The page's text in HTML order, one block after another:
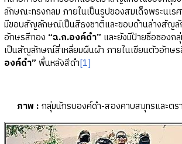
ลักษณะทรงกลม ภายในเป็นรูปของสมเด็จพระนเร
มีขอบสัญลักษณ์เป็นสีธงชาติและขอบด้านล่างสั
อักษรสีทอง “ฉ.ก.องค์ดำ” และยังมีป้ายชื่อชองก
เป็นสัญลักษณ์สี่เหลี่ยมผืนผ้า ภายในเขียนตัวอักษ
องค์ดำ” พื้นหลังสีดำ[1]
ภาพ : กลุ่มนักรบองค์ดำ-สองคาบสมุทรและ